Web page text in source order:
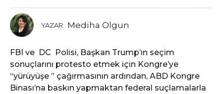
ö
n
e
YAZAR: Mediha Olgun
FBI ve DC Polisi, Başkan Trump’ın seçim
sonuçlarını protesto etmek için Kongre’ye
“yürüyüşe ” çağırmasının ardından, ABD Kongre
Binası’na baskın yapmaktan federal suçlamalarla